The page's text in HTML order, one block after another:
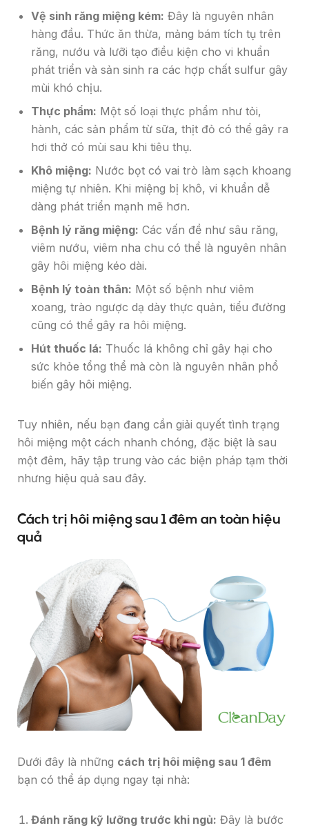
Vệ sinh răng miệng kém: Đây là nguyên nhân
hàng đầu. Thức ăn thừa, mảng bám tích tụ trên
răng, nướu và lưỡi tạo điều kiện cho vi khuẩn
phát triển và sản sinh ra các hợp chất sulfur gây
mùi khó chịu.
Thực phẩm: Một số loại thực phẩm như tỏi,
hành, các sản phẩm từ sữa, thịt đỏ có thể gây ra
hơi thở có mùi sau khi tiêu thụ.
Khô miệng: Nước bọt có vai trò làm sạch khoang
miệng tự nhiên. Khi miệng bị khô, vi khuẩn dễ
dàng phát triển mạnh mẽ hơn.
Bệnh lý răng miệng: Các vấn đề như sâu răng,
viêm nướu, viêm nha chu có thể là nguyên nhân
gây hôi miệng kéo dài.
Bệnh lý toàn thân: Một số bệnh như viêm
xoang, trào ngược dạ dày thực quản, tiểu đường
cũng có thể gây ra hôi miệng.
Hút thuốc lá: Thuốc lá không chỉ gây hại cho
sức khỏe tổng thể mà còn là nguyên nhân phổ
biến gây hôi miệng.
Tuy nhiên, nếu bạn đang cần giải quyết tình trạng
hôi miệng một cách nhanh chóng, đặc biệt là sau
một đêm, hãy tập trung vào các biện pháp tạm thời
nhưng hiệu quả sau đây.
Cách trị hôi miệng sau 1 đêm an toàn hiệu
quả
Dưới đây là những cách trị hôi miệng sau 1 đêm
bạn có thể áp dụng ngay tại nhà:
Đánh răng kỹ lưỡng trước khi ngủ: Đây là bước